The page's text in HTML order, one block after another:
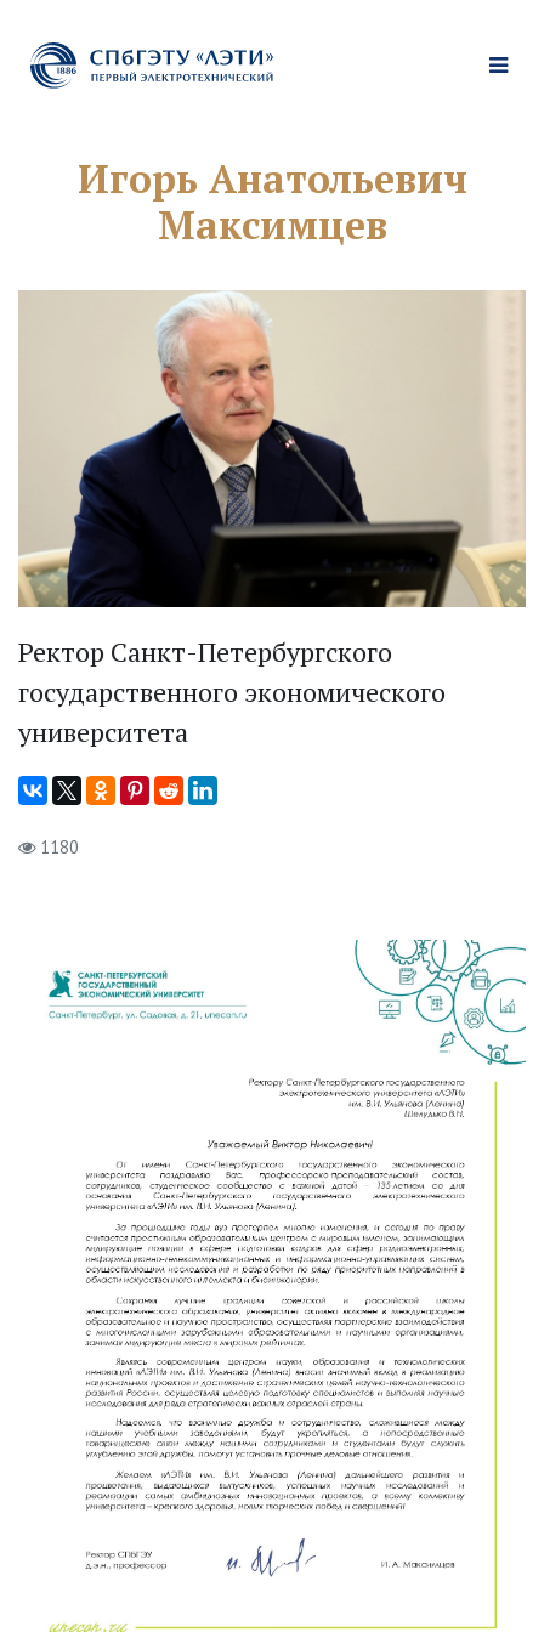
Игорь Анатольевич
Максимцев
Ректор Санкт-Петербургского
государственного экономического
университета
1180